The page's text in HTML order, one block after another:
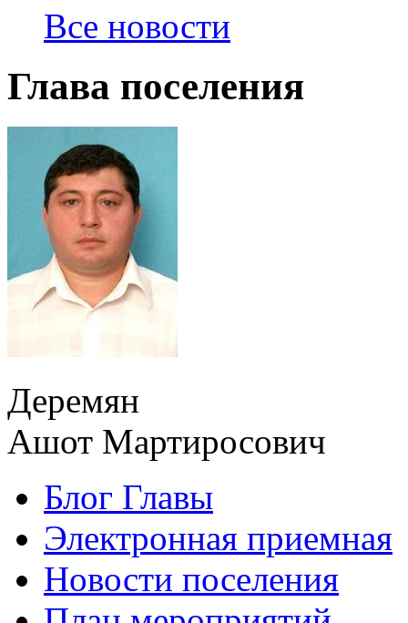
Все новости
Глава поселения
Деремян
Ашот Мартиросович
Блог Главы
Электронная приемная
Новости поселения